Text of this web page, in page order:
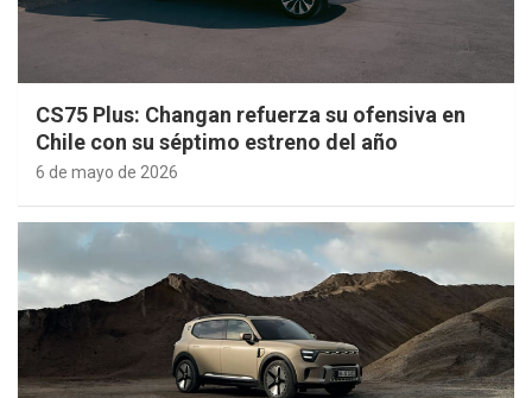
CS75 Plus: Changan refuerza su ofensiva en
Chile con su séptimo estreno del año
6 de mayo de 2026